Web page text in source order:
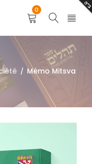
0
/ Mémo Mitsva